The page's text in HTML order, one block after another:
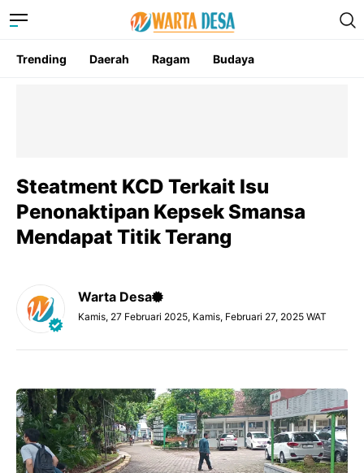
Trending Daerah Ragam Budaya
Steatment KCD Terkait Isu
Penonaktipan Kepsek Smansa
Mendapat Titik Terang
Warta Desa
Kamis, 27 Februari 2025, Kamis, Februari 27, 2025 WAT